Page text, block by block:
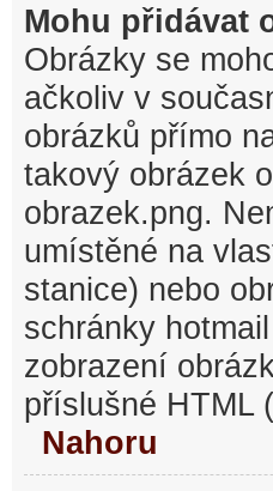
Mohu přidávat
Obrázky se
ačkoliv v
obrázků přímo
takový obrázek
obrazek.png.
umístěné na
stanice) nebo
schránky
zobrazení
příslušné HTML
Nahoru